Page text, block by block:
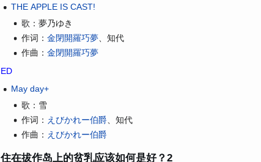
THE APPLE IS CAST!
歌： 夢乃ゆき
作词： 金閉開羅巧夢、 知代
作曲： 金閉開羅巧夢
ED
May day+
歌： 雪
作词： えびかれー伯爵、 知代
作曲： えびかれー伯爵
住在拔作岛上的贫乳应该如何是好？2